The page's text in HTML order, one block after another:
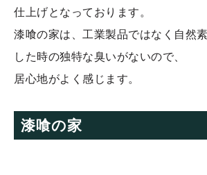
仕上げとなっております。
漆喰の家は、工業製品ではなく自然
した時の独特な臭いがないので、
居心地がよく感じます。
漆喰の家